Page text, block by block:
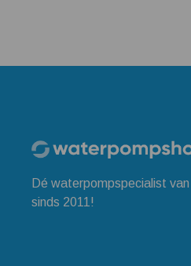
Dé waterpompspecialist
sinds 2011!